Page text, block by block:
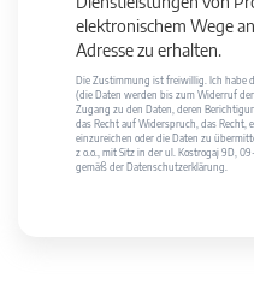
elektronischem Wege
Adresse zu erhalten.
Die Zustimmung ist freiwillig. Ich habe
(die Daten werden bis zum Widerruf
Zugang zu den Daten, deren
das Recht auf Widerspruch, das Recht,
einzureichen oder die Daten zu
z o.o., mit Sitz in der ul. Kostrogaj 9D,
gemäß der Datenschutzerklärung.